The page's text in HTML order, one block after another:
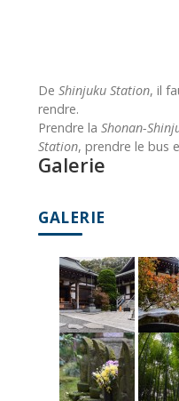
De Shinjuku Station, il
rendre.
Prendre la Shonan-
Station, prendre le bus
Galerie
GALERIE